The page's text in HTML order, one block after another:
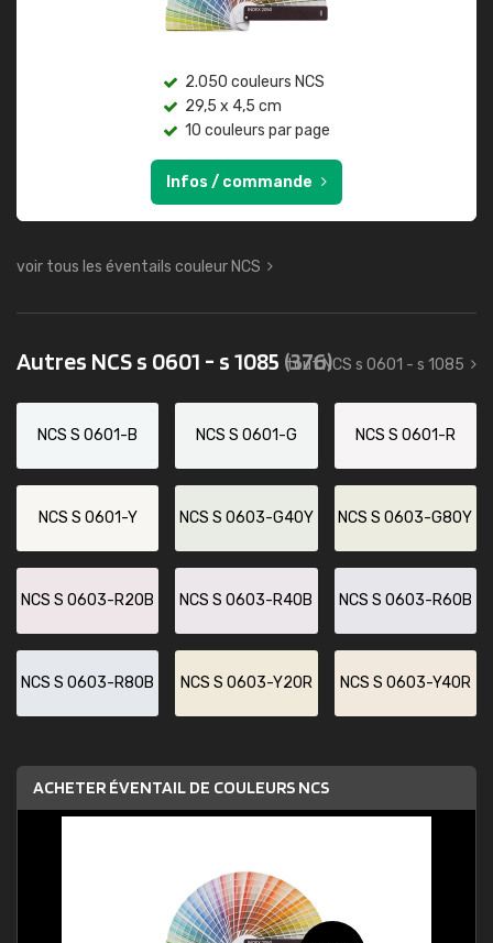
2.050 couleurs NCS
29,5 x 4,5 cm
10 couleurs par page
Infos / commande
voir tous les éventails couleur NCS
Autres NCS s 0601 - s 1085 (376)
tout NCS s 0601 - s 1085
NCS S 0601-B NCS S 0601-G NCS S 0601-R
NCS S 0601-Y NCS S 0603-G40Y NCS S 0603-G80Y
NCS S 0603-R20B NCS S 0603-R40B NCS S 0603-R60B
NCS S 0603-R80B NCS S 0603-Y20R NCS S 0603-Y40R
ACHETER ÉVENTAIL DE COULEURS NCS